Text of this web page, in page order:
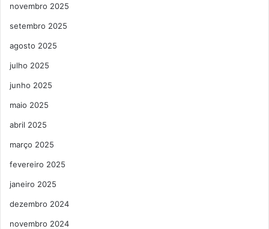
novembro 2025
setembro 2025
agosto 2025
julho 2025
junho 2025
maio 2025
abril 2025
março 2025
fevereiro 2025
janeiro 2025
dezembro 2024
novembro 2024